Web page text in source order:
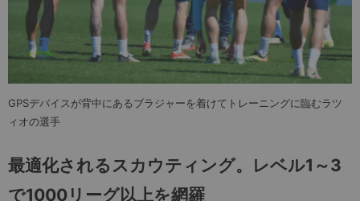
GPSデバイスが背中にあるブラジャーを着けてトレーニングに臨むラツ
ィオの選手
最適化されるスカウティング。レベル1～3
で1000リーグ以上を網羅